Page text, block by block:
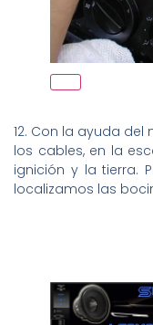
12. Con la ayuda
los cables, en la
ignición y la tierra.
localizamos las